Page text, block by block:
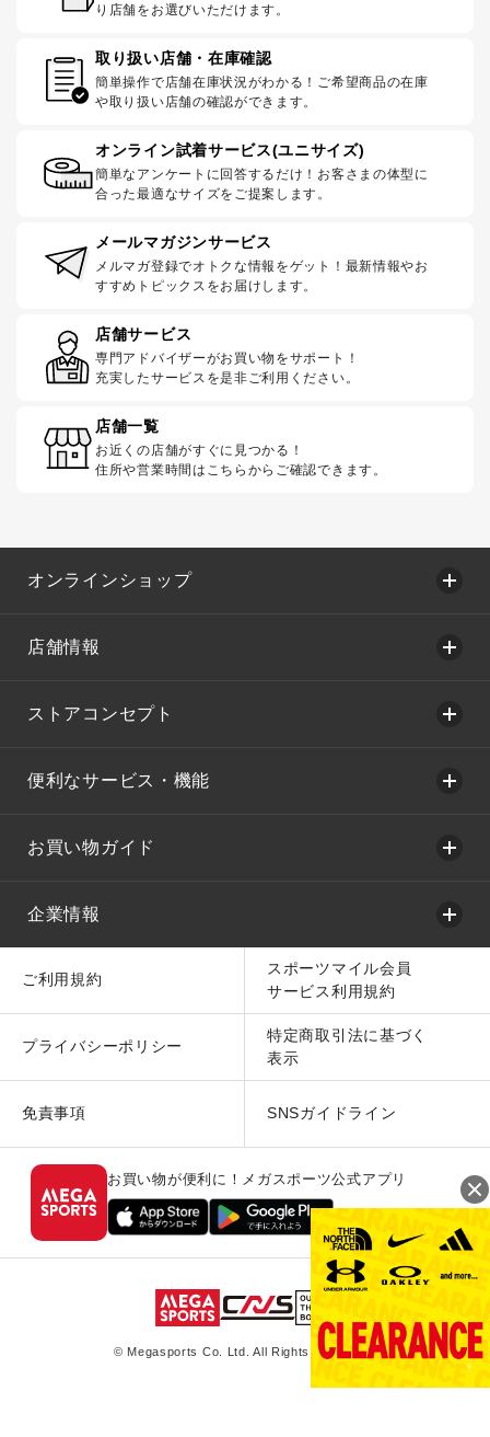
り店舗をお選びいただけます。
取り扱い店舗・在庫確認
簡単操作で店舗在庫状況がわかる！ご希望商品の在庫
や取り扱い店舗の確認ができます。
オンライン試着サービス(ユニサイズ)
簡単なアンケートに回答するだけ！お客さまの体型に
合った最適なサイズをご提案します。
メールマガジンサービス
メルマガ登録でオトクな情報をゲット！最新情報やお
すすめトピックスをお届けします。
店舗サービス
専門アドバイザーがお買い物をサポート！
充実したサービスを是非ご利用ください。
店舗一覧
お近くの店舗がすぐに見つかる！
住所や営業時間はこちらからご確認できます。
オンラインショップ
店舗情報
ストアコンセプト
便利なサービス・機能
お買い物ガイド
企業情報
ご利用規約
スポーツマイル会員
サービス利用規約
プライバシーポリシー
特定商取引法に基づく
表示
免責事項 SNSガイドライン
お買い物が便利に！メガスポーツ公式アプリ
© Megasports Co. Ltd. All Rights Reserved.